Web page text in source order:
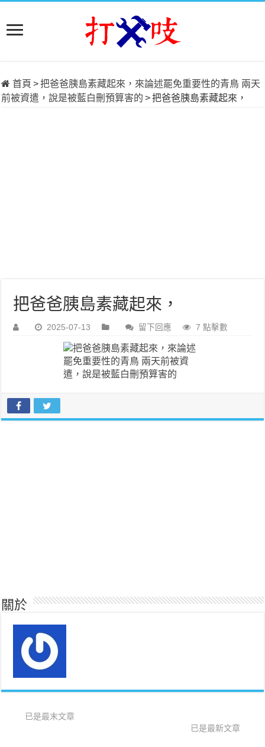
首頁 >把爸爸胰島素藏起來，來論述罷免重要性的青鳥 兩天
前被資遣，說是被藍白刪預算害的 >把爸爸胰島素藏起來，
把爸爸胰島素藏起來，
2025-07-13 留下回應 7 點擊數
關於
已是最末文章
已是最新文章